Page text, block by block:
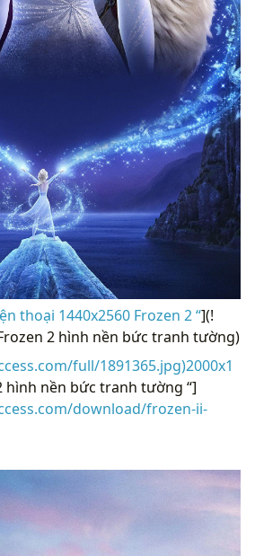
thoại 1440x2560 Frozen 2 “](!
2 hình nền bức tranh tường)
full/1891365.jpg)2000x1
hình nền bức tranh tường “]
download/frozen-ii-